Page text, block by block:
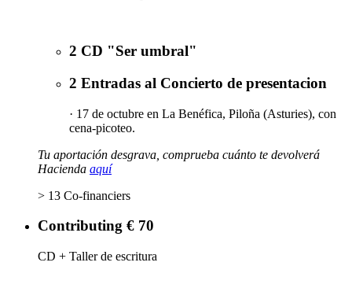
2 CD "Ser umbral"
2 Entradas al Concierto de presentacion
· 17 de octubre en La Benéfica, Piloña (Asturies), con
cena-picoteo.
Tu aportación desgrava, comprueba cuánto te devolverá
Hacienda aquí
> 13 Co-financiers
Contributing € 70
CD + Taller de escritura